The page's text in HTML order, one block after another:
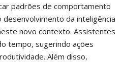
padrões de comportamento
da inteligência
novo contexto. Assistentes
tempo, sugerindo ações
Além disso,